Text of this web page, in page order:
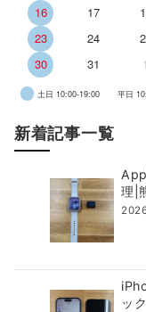
16
17
23
24
30
31 1
土日 10:00-19:00 平日
新着記事一覧
理|
ッ